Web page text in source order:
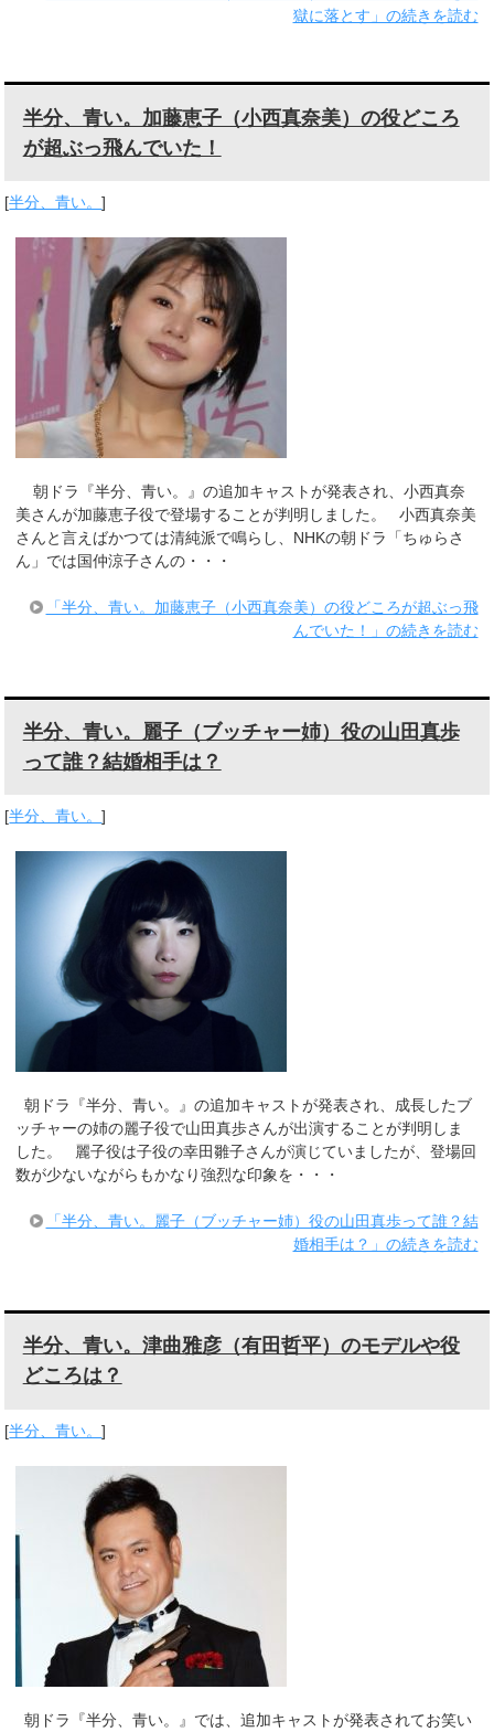
獄に落とす」の続きを読む
半分、青い。加藤恵子（小西真奈美）の役どころ
が超ぶっ飛んでいた！
[半分、青い。]
朝ドラ『半分、青い。』の追加キャストが発表され、小西真奈
美さんが加藤恵子役で登場することが判明しました。 小西真奈美
さんと言えばかつては清純派で鳴らし、NHKの朝ドラ「ちゅらさ
ん」では国仲涼子さんの・・・
「半分、青い。加藤恵子（小西真奈美）の役どころが超ぶっ飛
んでいた！」の続きを読む
半分、青い。麗子（ブッチャー姉）役の山田真歩
って誰？結婚相手は？
[半分、青い。]
朝ドラ『半分、青い。』の追加キャストが発表され、成長したブ
ッチャーの姉の麗子役で山田真歩さんが出演することが判明しま
した。 麗子役は子役の幸田雛子さんが演じていましたが、登場回
数が少ないながらもかなり強烈な印象を・・・
「半分、青い。麗子（ブッチャー姉）役の山田真歩って誰？結
婚相手は？」の続きを読む
半分、青い。津曲雅彦（有田哲平）のモデルや役
どころは？
[半分、青い。]
朝ドラ『半分、青い。』では、追加キャストが発表されてお笑い